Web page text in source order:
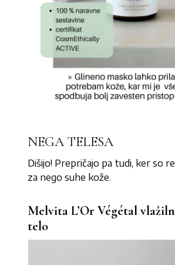
NEGA TELESA
Dišijo! Prepričajo pa tudi, ker so
za nego suhe kože.
Melvita L’Or Végétal
telo